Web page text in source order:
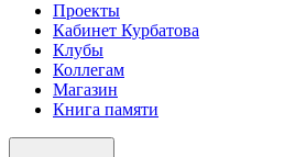
Проекты
Кабинет Курбатова
Клубы
Коллегам
Магазин
Книга памяти